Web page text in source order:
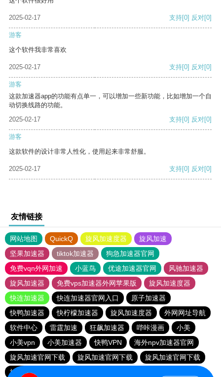
2025-02-17 支持[0] 反对[0]
游客
这个软件我非常喜欢
2025-02-17 支持[0] 反对[0]
游客
这款加速器app的功能有点单一，可以增加一些新功能，比如增加一个自
动切换线路的功能。
2025-02-17
支持[0] 反对[0]
游客
这款软件的设计非常人性化，使用起来非常舒服。
2025-02-17 支持[0] 反对[0]
友情链接
网站地图 QuickQ 旋风加速度器
旋风加速
坚果加速器
tiktok加速器
狗急加速器官网
免费vqn外网加速
小蓝鸟 优途加速器官网
风驰加速器
旋风加速器
免费vps加速器外网苹果版
旋风加速度器
快连加速器
快连加速器官网入口
原子加速器
快鸭加速器
快柠檬加速器 旋风加速度器
外网网址导航
软件中心
雷霆加速 狂飙加速器 哔咔漫画
小美
小美vpn
小美加速器 快鸭VPN
海外npv加速器官网
旋风加速官网下载
旋风加速官网下载
旋风加速官网下载
旋风加速官网下载